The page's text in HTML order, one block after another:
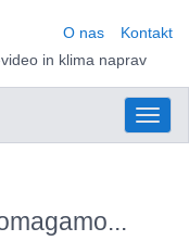
Kontakt
O nas
in klima naprav